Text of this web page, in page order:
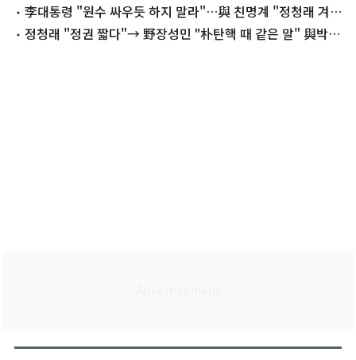
급 無(종합)
李대통령 "원수 싸우듯 하지 말라"…與 친명계 "정청래 겨냥
충고"
정청래 "정권 짧다"→ 野장성민 "朴탄핵 때 같은 말" 與박진